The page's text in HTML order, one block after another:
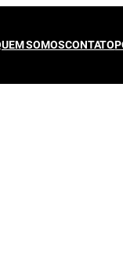
SOMOSCONTATO